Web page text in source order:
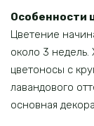
Особенности
Цветение
около 3
цветоносы с
лавандового
основная